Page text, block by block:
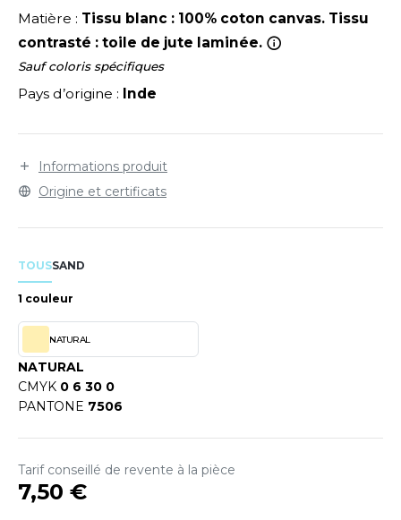
IN EUROPE
LABEL / TEAR AWAY
SHOPPING
VETEMENTS
SHIRT
ROW
OF THE LOOM
- BLANKS
COOL
HOODS
Matière : Tissu blanc : 100% coton canvas. Tissu
contrasté : toile de jute laminée.
Sauf coloris spécifiques
Pays d’origine : Inde
Informations produit
Origine et certificats
TOUSSAND
1 couleur
NATURAL
NATURAL
CMYK 0 6 30 0
PANTONE 7506
Tarif conseillé de revente à la pièce
7,50 €